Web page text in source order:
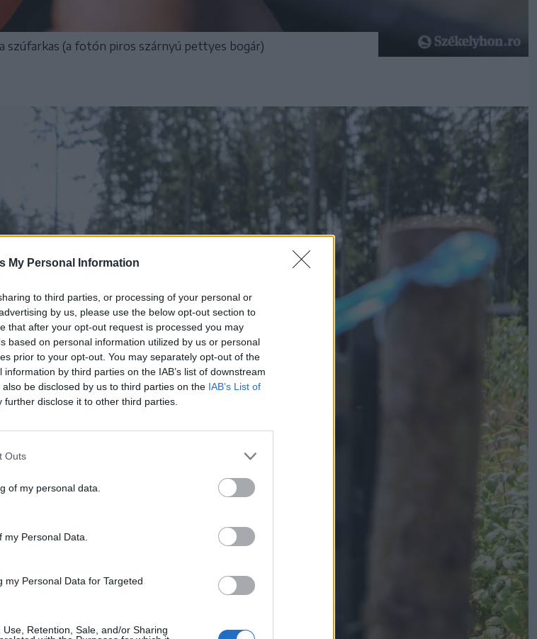
My Personal Information
to third parties, or processing of your personal or
by us, please use the below opt-out section to
that after your opt-out request is processed you may
based on personal information utilized by us or personal
prior to your opt-out. You may separately opt-out of the
by third parties on the IAB’s list of downstream
be disclosed by us to third parties on the IAB’s List of
further disclose it to other third parties.
Outs
of my personal data.
Personal Data.
Personal Data for Targeted
Retention, Sale, and/or Sharing
szúfarkas (a fotón piros szárnyú pettyes bogár)